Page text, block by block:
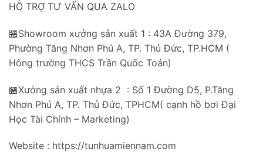
HỖ TRỢ TƯ VẤN QUA ZALO
🏪Showroom xưởng sản xuất 1 : 43A Đường 379,
Phường Tăng Nhơn Phú A, TP. Thủ Đức, TP.HCM (
Hông trường THCS Trần Quốc Toản)
🏪Xưởng sản xuất nhựa 2 : Số 1 Đường D5, P.Tăng
Nhơn Phú A, TP. Thủ Đức, TPHCM( cạnh hồ bơi Đại
Học Tài Chính – Marketing)
Website : https://tunhuamiennam.com